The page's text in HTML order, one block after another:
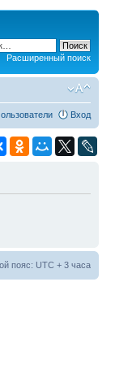
Расширенный поиск
Вход
пояс: UTC + 3 часа